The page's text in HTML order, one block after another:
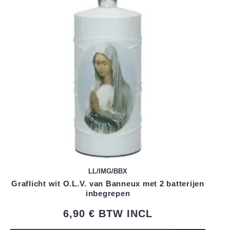
LL/IMG/BBX
Graflicht wit O.L.V. van Banneux met 2 batterijen
inbegrepen
6,90 € BTW INCL